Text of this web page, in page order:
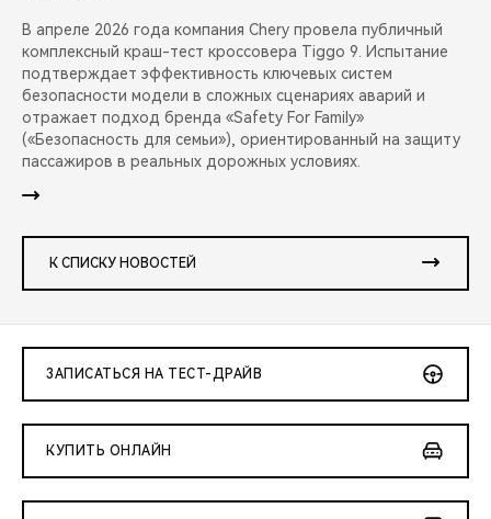
В апреле 2026 года компания Chery провела публичный
комплексный краш-тест кроссовера Tiggo 9. Испытание
подтверждает эффективность ключевых систем
безопасности модели в сложных сценариях аварий и
отражает подход бренда «Safety For Family»
(«Безопасность для семьи»), ориентированный на защиту
пассажиров в реальных дорожных условиях.
К СПИСКУ НОВОСТЕЙ
ЗАПИСАТЬСЯ НА ТЕСТ-ДРАЙВ
КУПИТЬ ОНЛАЙН